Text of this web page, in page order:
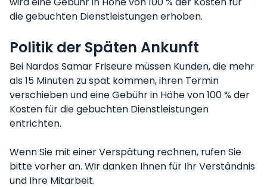
die gebuchten Dienstleistungen erhoben.
Politik der Späten Ankunft
Bei Nardos Samar Friseure müssen Kunden, die mehr
als 15 Minuten zu spät kommen, ihren Termin
verschieben und eine Gebühr in Höhe von 100 % der
Kosten für die gebuchten Dienstleistungen
entrichten.
Wenn Sie mit einer Verspätung rechnen, rufen Sie
bitte vorher an. Wir danken Ihnen für Ihr Verständnis
und Ihre Mitarbeit.